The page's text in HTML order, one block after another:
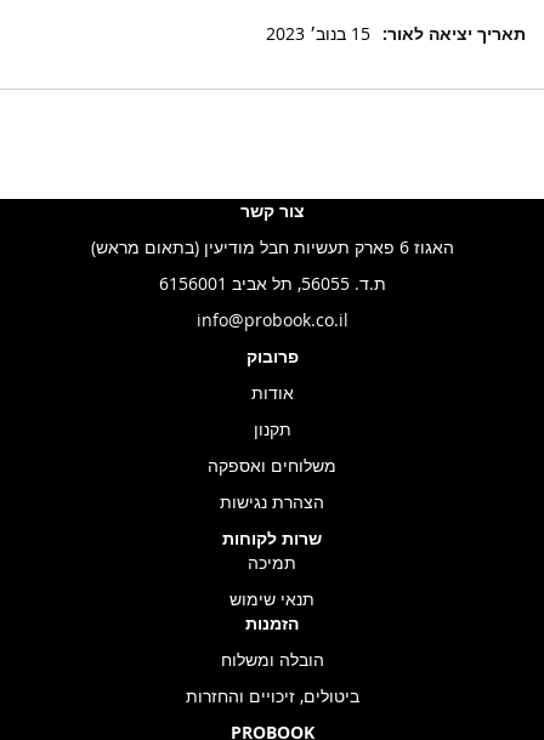
מידע
15 בנוב׳ 2023
צור קשר
האגוז 6 פארק תעשיות חבל מודיעין (בתאום מראש)
ת.ד. 56055, תל אביב 6156001
info@probook.co.il
פרובוק
אודות
תקנון
משלוחים ואספקה
הצהרת נגישות
שרות לקוחות
תמיכה
תנאי שימוש
הזמנות
הובלה ומשלוח
ביטולים, זיכויים והחזרות
PROBOOK